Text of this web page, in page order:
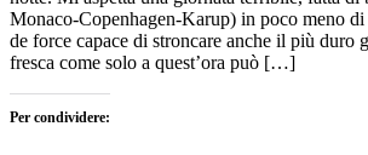
Monaco-Copenhagen-Karup) in poco meno
de force capace di stroncare anche il più duro
fresca come solo a quest’ora può […]
Per condividere: